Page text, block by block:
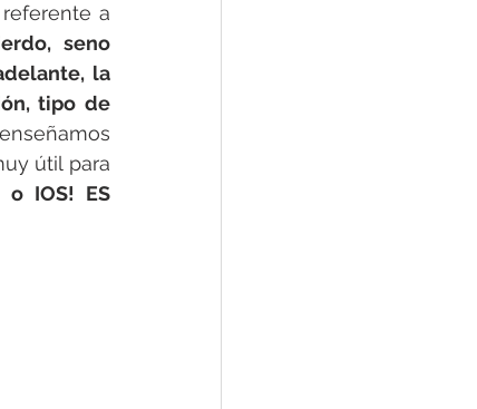
a
seno
la
tipo de
útil para
IOS! ES